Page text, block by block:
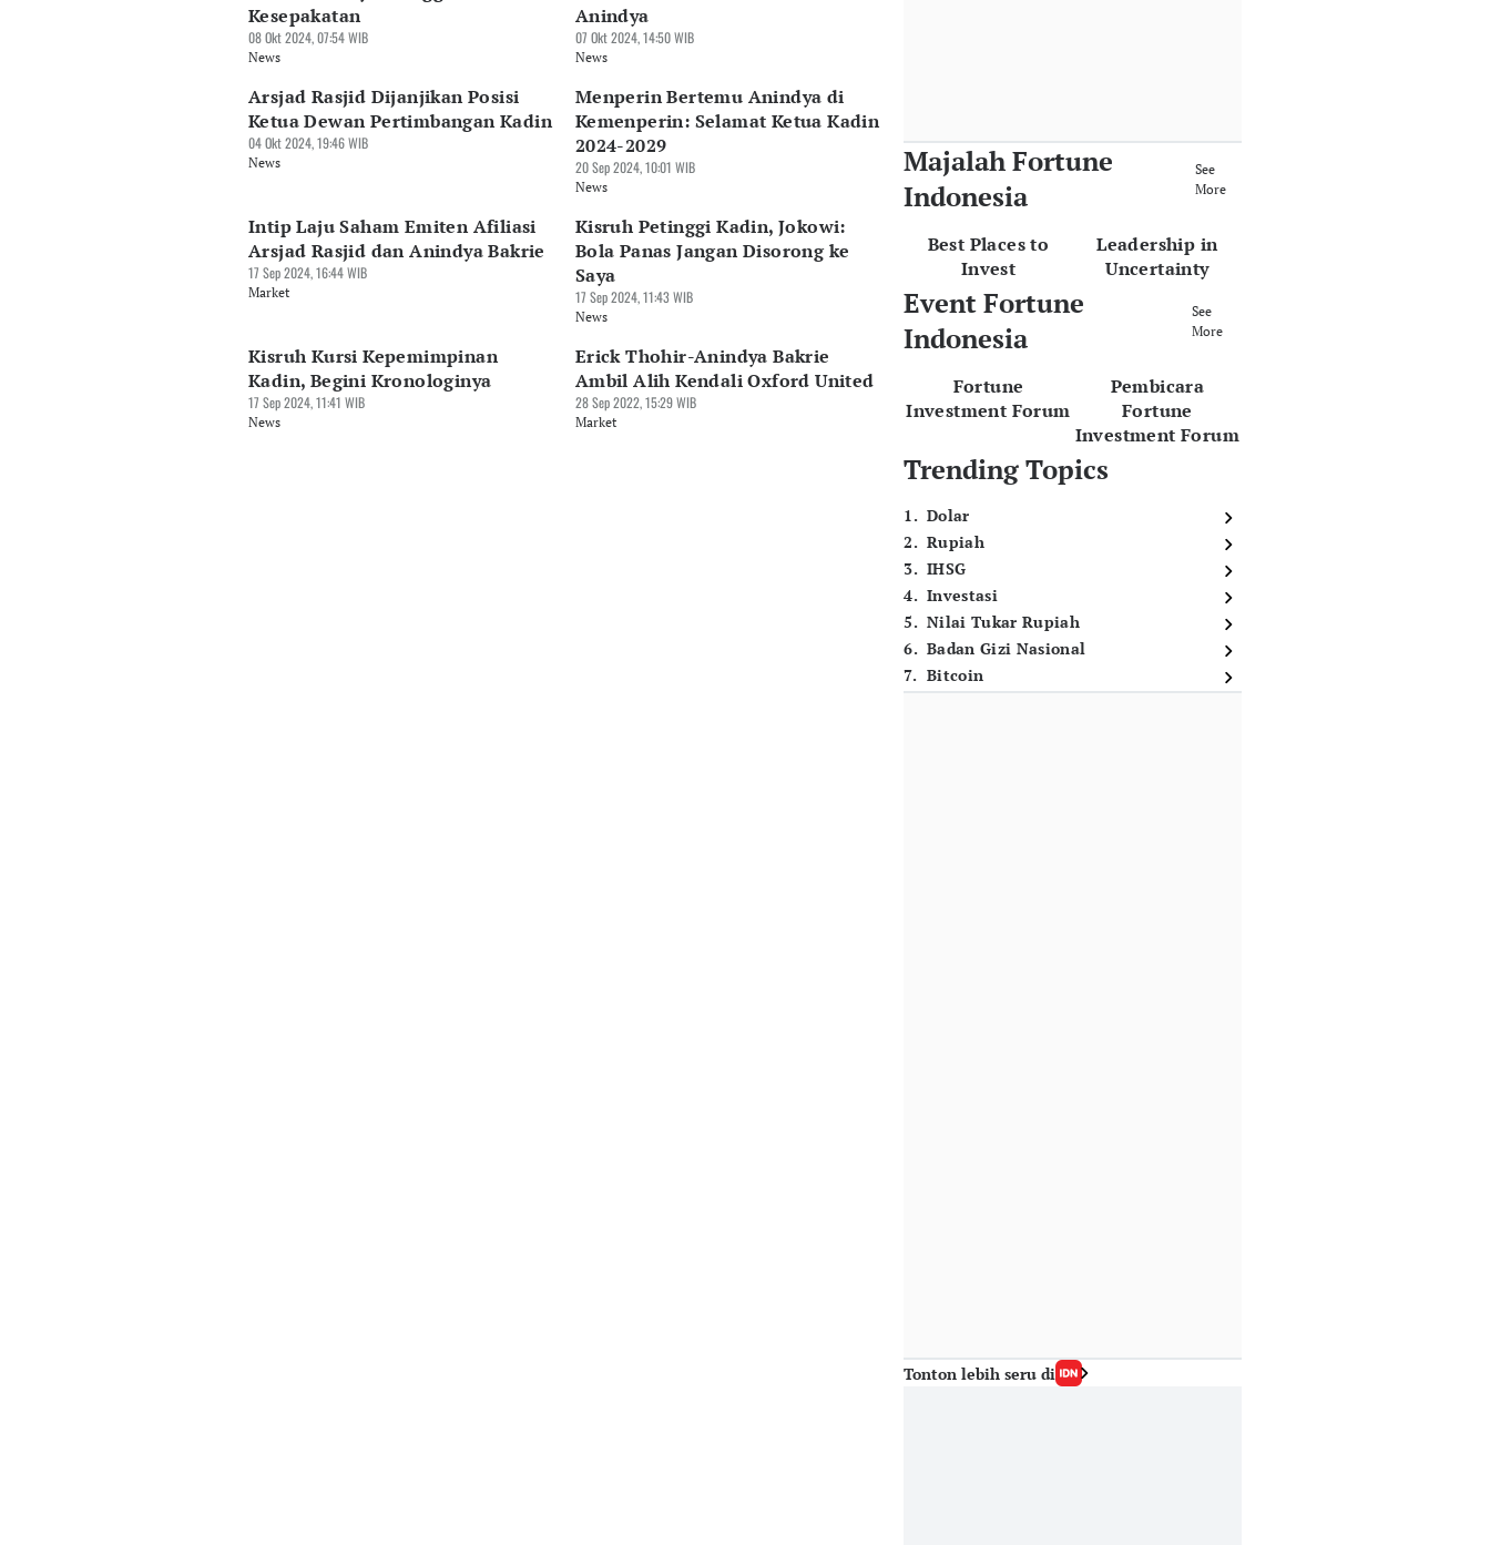
Kesepakatan
08 Okt 2024, 07:54 WIB
News
Anindya
07 Okt 2024, 14:50 WIB
News
Arsjad Rasjid Dijanjikan Posisi
Ketua Dewan Pertimbangan Kadin
04 Okt 2024, 19:46 WIB
News
Menperin Bertemu Anindya di
Kemenperin: Selamat Ketua Kadin
2024-2029
20 Sep 2024, 10:01 WIB
News
Intip Laju Saham Emiten Afiliasi
Arsjad Rasjid dan Anindya Bakrie
17 Sep 2024, 16:44 WIB
Market
Kisruh Petinggi Kadin, Jokowi:
Bola Panas Jangan Disorong ke
Saya
17 Sep 2024, 11:43 WIB
News
Kisruh Kursi Kepemimpinan
Kadin, Begini Kronologinya
17 Sep 2024, 11:41 WIB
News
Erick Thohir-Anindya Bakrie
Ambil Alih Kendali Oxford United
28 Sep 2022, 15:29 WIB
Market
Majalah Fortune
Indonesia
See
More
Best Places to
Invest
Leadership in
Uncertainty
Event Fortune
Indonesia
See
More
Fortune
Investment Forum
Pembicara
Fortune
Investment Forum
Trending Topics
1. Dolar
2. Rupiah
3. IHSG
4. Investasi
5. Nilai Tukar Rupiah
6. Badan Gizi Nasional
7. Bitcoin
Tonton lebih seru di